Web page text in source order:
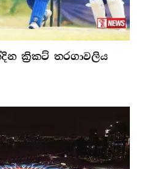
ක්‍රිකට් තරගාවලිය